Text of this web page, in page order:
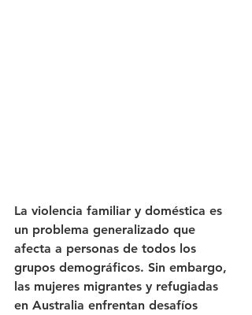
La violencia familiar y doméstica es
un problema generalizado que
afecta a personas de todos los
grupos demográficos. Sin embargo,
las mujeres migrantes y refugiadas
en Australia enfrentan desafíos